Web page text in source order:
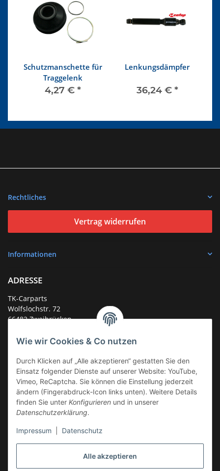
Alle akzeptieren
Wie wir Cookies & Co nutzen
Durch Klicken auf „Alle akzeptieren“ gestatten Sie den
Einsatz folgender Dienste auf unserer Website: YouTube,
Vimeo, ReCaptcha. Sie können die Einstellung jederzeit
ändern (Fingerabdruck-Icon links unten). Weitere Details
finden Sie unter Konfigurieren und in unserer
Datenschutzerklärung.
Impressum Datenschutz
Schutzmanschette für
Traggelenk
4,27 € *
Lenkungsdämpfer
36,24 € *
Rechtliches
Vertrag widerrufen
Informationen
ADRESSE
TK-Carparts
Wolfslochstr. 72
66482 Zweibrücken
Service-Hotline +49 (0)6332 - 48 58 48
E-Mail:mail@tk-carparts.de
Montag-Donnerstag von 13 bis 16 Uhr